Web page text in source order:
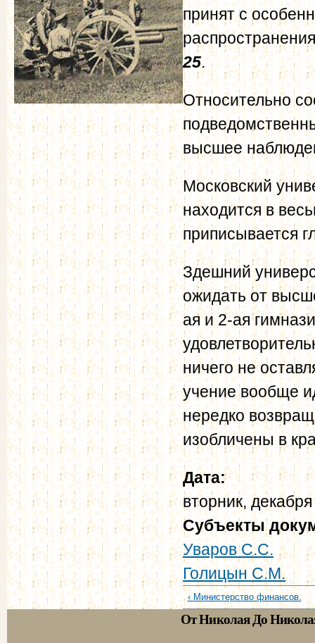
принят с
25.
Относительно
высшее
Московский
находится в
приписывается
Здешний
ожидать от
ая и 2-ая
ничего не
учение вообще
нередко
изобличены в
Дата:
вторник,
Субъекты
Уваров С.С.
Голицын С.М.
‹ Министерство финансов.
От Николая До